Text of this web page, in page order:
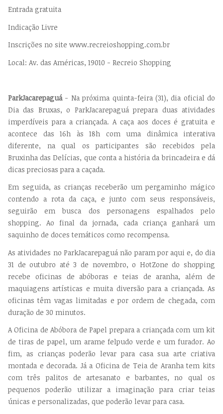
Entrada gratuita
Indicação Livre
Inscrições no site www.recreioshopping.com.br
Local: Av. das Américas, 19010 - Recreio Shopping
ParkJacarepaguá- Na próxima quinta-feira (31), dia oficial do
Dia das Bruxas, o ParkJacarepaguá prepara duas atividades
imperdíveis para a criançada. A caça aos doces é gratuita e
acontece das 16h às 18h com uma dinâmica interativa
diferente, na qual os participantes são recebidos pela
Bruxinha das Delícias, que conta a história da brincadeira e dá
dicas preciosas para a caçada.
Em seguida, as crianças receberão um pergaminho mágico
contendo a rota da caça, e junto com seus responsáveis,
seguirão em busca dos personagens espalhados pelo
shopping. Ao final da jornada, cada criança ganhará um
saquinho de doces temáticos como recompensa.
As atividades no ParkJacarepaguá não param por aqui e, do dia
31 de outubro até 3 de novembro, o HotZone do shopping
recebe oficinas de abóboras e teias de aranha, além de
maquiagens artísticas e muita diversão para a criançada. As
oficinas têm vagas limitadas e por ordem de chegada, com
duração de 30 minutos.
A Oficina de Abóbora de Papel prepara a criançada com um kit
de tiras de papel, um arame felpudo verde e um furador. Ao
fim, as crianças poderão levar para casa sua arte criativa
montada e decorada. Já a Oficina de Teia de Aranha tem kits
com três palitos de artesanato e barbantes, no qual os
pequenos poderão utilizar a imaginação para criar teias
únicas e personalizadas, que poderão levar para casa.